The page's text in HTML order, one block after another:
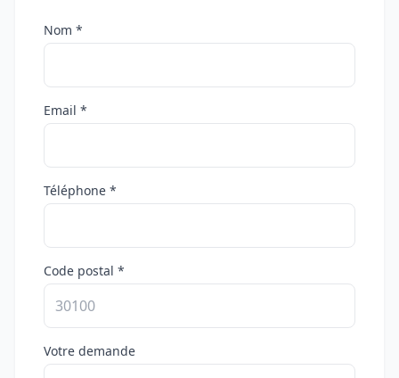
Nom *
Email *
Téléphone *
Code postal *
Votre demande